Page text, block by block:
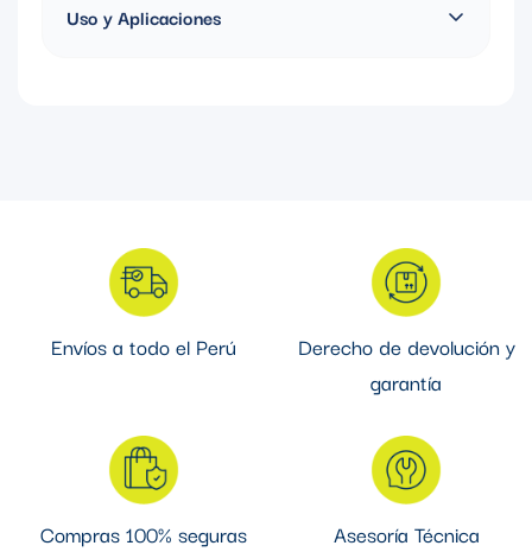
Uso y Aplicaciones
Envíos a todo el Perú
Derecho de devolución y
garantía
Compras 100% seguras
Asesoría Técnica